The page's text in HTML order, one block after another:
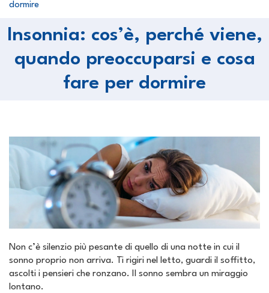
dormire
Insonnia: cos’è, perché viene,
quando preoccuparsi e cosa
fare per dormire
Non c’è silenzio più pesante di quello di una notte in cui il
sonno proprio non arriva. Ti rigiri nel letto, guardi il soffitto,
ascolti i pensieri che ronzano. Il sonno sembra un miraggio
lontano.